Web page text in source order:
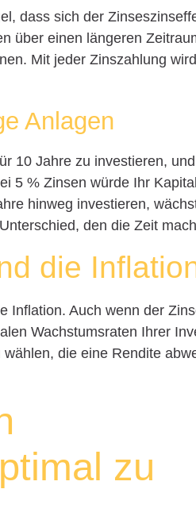
dass sich der
über einen längeren
Mit jeder Zinszahlung
Anlagen
10 Jahre zu investieren,
5 % Zinsen würde Ihr
hinweg investieren,
den die Zeit
die
Inflation. Auch wenn der
Wachstumsraten Ihrer
die eine Rendite
zu